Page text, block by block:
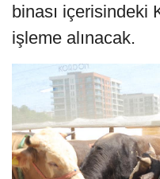
binası içerisindeki
işleme alınacak.